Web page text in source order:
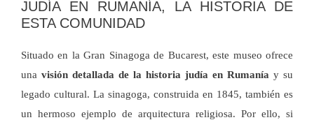
JUDÍA EN RUMANÍA, LA HISTORIA DE
ESTA COMUNIDAD
Situado en la Gran Sinagoga de Bucarest, este museo ofrece
una visión detallada de la historia judía en Rumanía y su
legado cultural. La sinagoga, construida en 1845, también es
un hermoso ejemplo de arquitectura religiosa. Por ello, si